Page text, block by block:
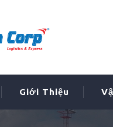
Giới Thiệu